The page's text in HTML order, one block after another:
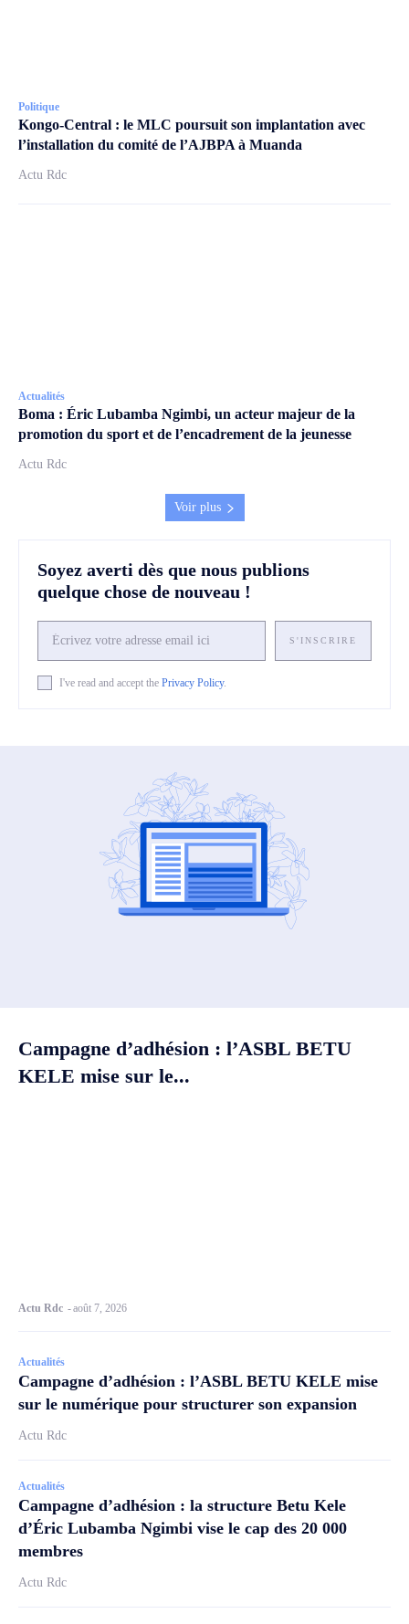
Politique
Kongo-Central : le MLC poursuit son implantation avec
l’installation du comité de l’AJBPA à Muanda
Actu Rdc
Actualités
Boma : Éric Lubamba Ngimbi, un acteur majeur de la
promotion du sport et de l’encadrement de la jeunesse
Actu Rdc
Voir plus
Soyez averti dès que nous publions
quelque chose de nouveau !
S'INSCRIRE
I've read and accept the Privacy Policy.
Campagne d’adhésion : l’ASBL BETU
KELE mise sur le...
Actu Rdc -août 7, 2026
Actualités
Campagne d’adhésion : l’ASBL BETU KELE mise
sur le numérique pour structurer son expansion
Actu Rdc
Actualités
Campagne d’adhésion : la structure Betu Kele
d’Éric Lubamba Ngimbi vise le cap des 20 000
membres
Actu Rdc